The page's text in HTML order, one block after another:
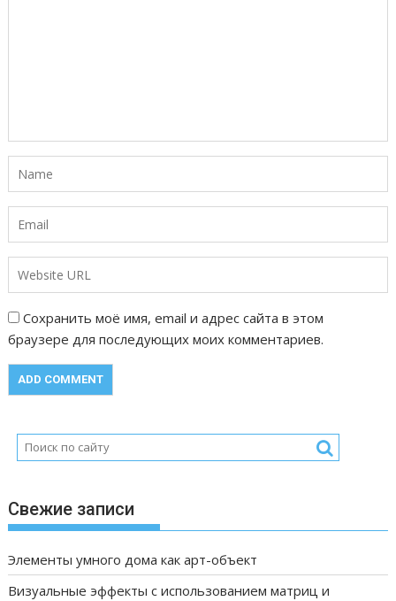
и
с
я
м
Сохранить моё имя, email и адрес сайта в этом
браузере для последующих моих комментариев.
Свежие записи
Элементы умного дома как арт-объект
Визуальные эффекты с использованием матриц и